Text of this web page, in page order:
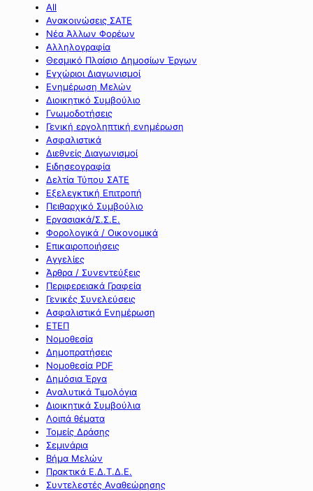
All
Ανακοινώσεις ΣΑΤΕ
Νέα Άλλων Φορέων
Αλληλογραφία
Θεσμικό Πλαίσιο Δημοσίων Έργων
Εγχώριοι Διαγωνισμοί
Ενημέρωση Μελών
Διοικητικό Συμβούλιο
Γνωμοδοτήσεις
Γενική εργοληπτική ενημέρωση
Ασφαλιστικά
Διεθνείς Διαγωνισμοί
Ειδησεογραφία
Δελτία Τύπου ΣΑΤΕ
Εξελεγκτική Επιτροπή
Πειθαρχικό Συμβούλιο
Εργασιακά/Σ.Σ.Ε.
Φορολογικά / Οικονομικά
Επικαιροποιήσεις
Αγγελίες
Άρθρα / Συνεντεύξεις
Περιφερειακά Γραφεία
Γενικές Συνελεύσεις
Ασφαλιστικά Ενημέρωση
ΕΤΕΠ
Νομοθεσία
Δημοπρατήσεις
Νομοθεσία PDF
Δημόσια Έργα
Αναλυτικά Τιμολόγια
Διοικητικά Συμβούλια
Λοιπά θέματα
Τομείς Δράσης
Σεμινάρια
Βήμα Μελών
Πρακτικά Ε.Δ.Τ.Δ.Ε.
Συντελεστές Αναθεώρησης